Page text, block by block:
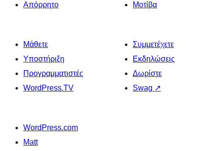
Απόρρητο
Μοτίβα
Μάθετε
Υποστήριξη
Προγραμματιστές
WordPress.TV
Συμμετέχετε
Εκδηλώσεις
Δωρίστε
Swag ↗
WordPress.com
Matt